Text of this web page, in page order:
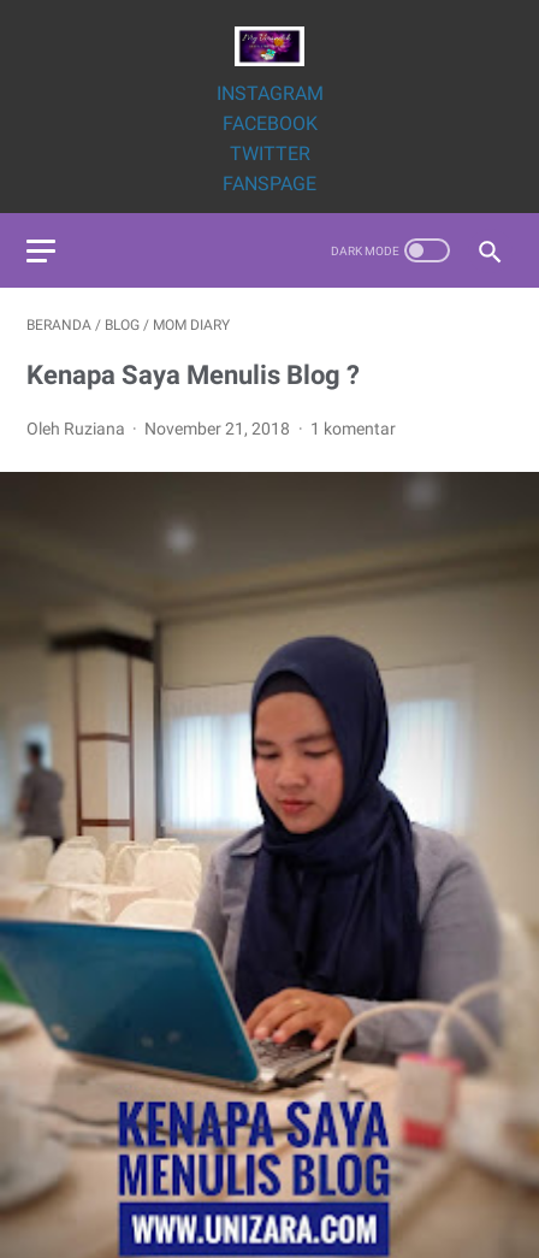
INSTAGRAM
FACEBOOK
TWITTER
FANSPAGE
BERANDA / BLOG / MOM DIARY
Kenapa Saya Menulis Blog ?
Oleh Ruziana November 21, 2018 1 komentar